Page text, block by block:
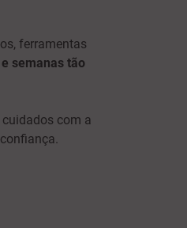
ferramentas
semanas tão
com a